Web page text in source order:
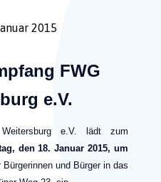
2015
FWG
e.V.
e.V. lädt zum
den 18. Januar 2015, um
und Bürger in das